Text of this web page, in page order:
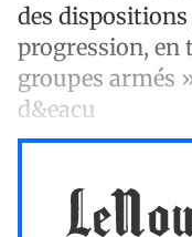
des
progression, en
groupes armés
d&eacu